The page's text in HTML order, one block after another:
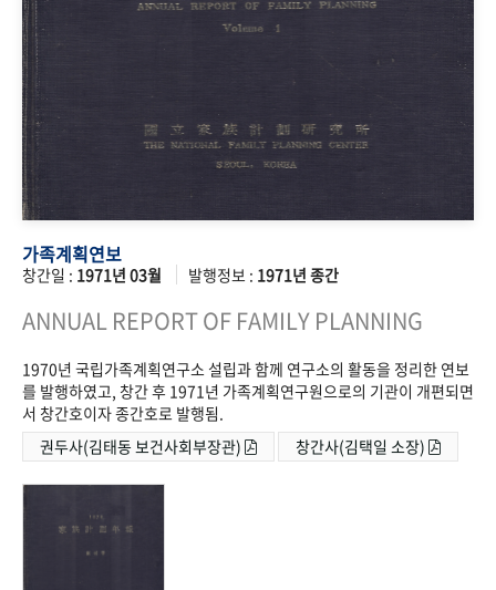
가족계획연보
창간일 : 1971년 03월 발행정보 : 1971년 종간
ANNUAL REPORT OF FAMILY PLANNING
1970년 국립가족계획연구소 설립과 함께 연구소의 활동을 정리한 연보
를 발행하였고, 창간 후 1971년 가족계획연구원으로의 기관이 개편되면
서 창간호이자 종간호로 발행됨.
권두사(김태동 보건사회부장관)
창간사(김택일 소장)